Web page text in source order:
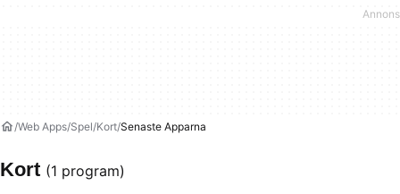
Web Apps Spel Kort Senaste Apparna
Kort (1 program)